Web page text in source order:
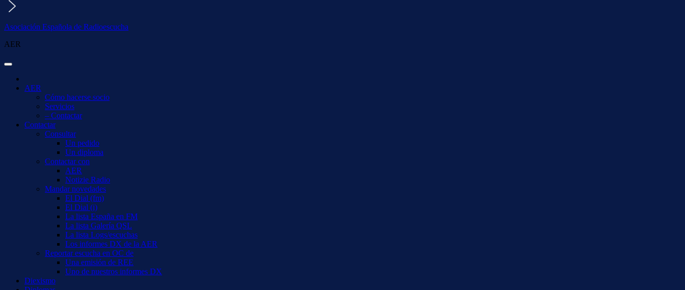
Asociación Española de Radioescucha
AER
AER
Cómo hacerse socio
Servicios
– Contactar
Contactar
Consultar
Un pedido
Un diploma
Contactar con
AER
Notizie Radio
Mandar novedades
El Dial (fm)
El Dial (i)
La lista España en FM
La lista Galería QSL
La lista Logs/escuchas
Los informes DX de la AER
Reportar escucha en OC de
Una emisión de REE
Uno de nuestros informes DX
Diexismo